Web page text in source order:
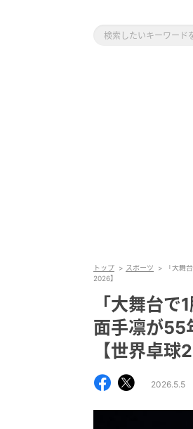
トップ スポーツ
「大舞
2026】
「大舞台
面手凛が55
【世界卓球
2026.5.5